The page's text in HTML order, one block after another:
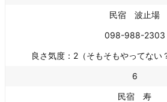
民宿 波止場
098-988-2303
良さ気度：2（そもそもやってない
6
民宿 寿